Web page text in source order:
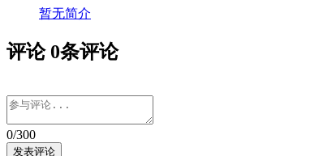
暂无简介
评论 0条评论
0/300